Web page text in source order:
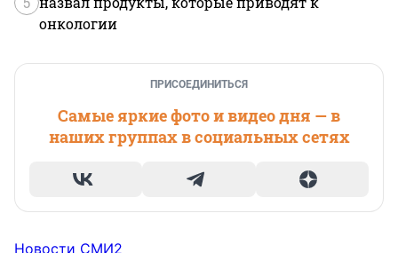
онкологии
ПРИСОЕДИНИТЬСЯ
Самые яркие фото и видео дня — в
наших группах в социальных сетях
Новости СМИ2